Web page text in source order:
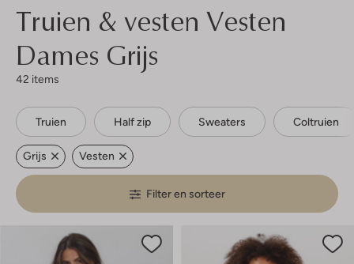
Truien & vesten Vesten
Dames Grijs
42 items
Truien Half zip Sweaters Coltruien
Grijs Vesten
Filter en sorteer